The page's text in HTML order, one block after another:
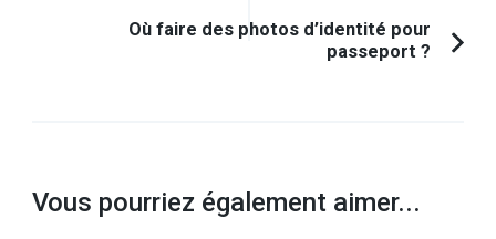
Où faire des photos d’identité pour
passeport ?
Vous pourriez également aimer...